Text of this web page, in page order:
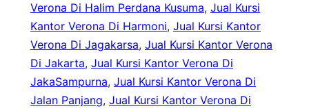
Verona Di Halim Perdana Kusuma, Jual Kursi
Kantor Verona Di Harmoni, Jual Kursi Kantor
Verona Di Jagakarsa, Jual Kursi Kantor Verona
Di Jakarta, Jual Kursi Kantor Verona Di
JakaSampurna, Jual Kursi Kantor Verona Di
Jalan Panjang, Jual Kursi Kantor Verona Di